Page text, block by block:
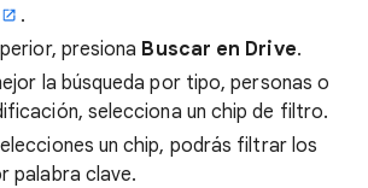
.
presiona Buscar en Drive.
la búsqueda por tipo, personas o
selecciona un chip de filtro.
un chip, podrás filtrar los
palabra clave.